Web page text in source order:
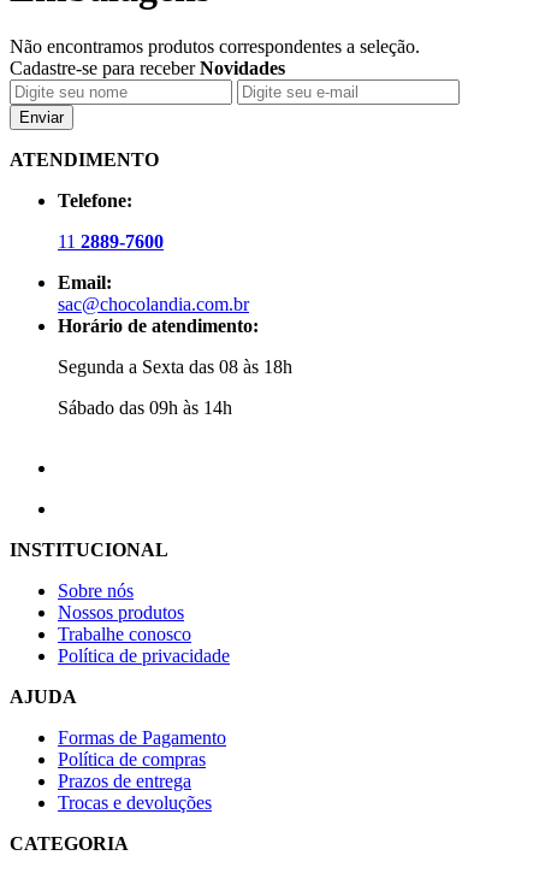
Não encontramos produtos correspondentes a seleção.
Cadastre-se para receberNovidades
Enviar
ATENDIMENTO
Telefone:
11 2889-7600
Email:
sac@chocolandia.com.br
Horário de atendimento:
Segunda a Sexta das 08 às 18h
Sábado das 09h às 14h
INSTITUCIONAL
Sobre nós
Nossos produtos
Trabalhe conosco
Política de privacidade
AJUDA
Formas de Pagamento
Política de compras
Prazos de entrega
Trocas e devoluções
CATEGORIA